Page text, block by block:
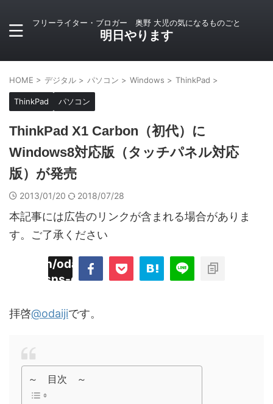
フリーライター・ブロガー 奥野 大児の気になるものごと
明日やります
HOME > デジタル > パソコン > Windows > ThinkPad >
ThinkPad パソコン
ThinkPad X1 Carbon（初代）に
Windows8対応版（タッチパネル対応
版）が発売
2013/01/20 2018/07/28
本記事には広告のリンクが含まれる場合がありま
す。ご了承ください
odaiji.com/public_html/blog/wp-
sns-count-cache/sns-count-
拝啓@odaijiです。
～ 目次 ～